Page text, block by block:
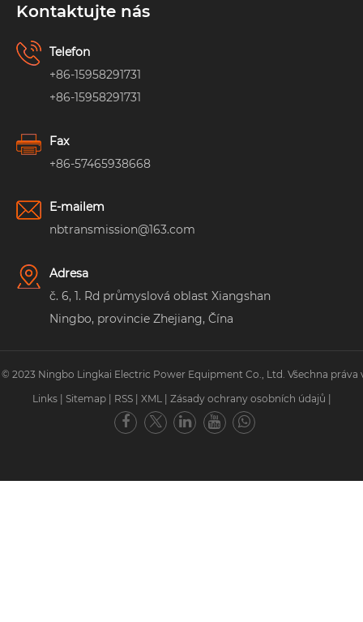
Kontaktujte nás
Telefon
+86-15958291731
+86-15958291731
Fax
+86-57465938668
E-mailem
nbtransmission@163.com
Adresa
č. 6, 1. Rd průmyslová oblast Xiangshan
Ningbo, provincie Zhejiang, Čína
2023 Ningbo Lingkai Electric Power Equipment Co., Ltd. Všechna práva
Links | Sitemap | RSS | XML | Zásady ochrany osobních údajů |